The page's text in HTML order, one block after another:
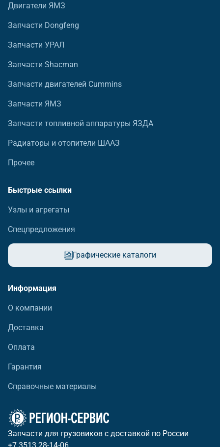
Двигатели ЯМЗ
Запчасти Dongfeng
Запчасти УРАЛ
Запчасти Shacman
Запчасти двигателей Cummins
Запчасти ЯМЗ
Запчасти топливной аппаратуры ЯЗДА
Радиаторы и отопители ШААЗ
Прочее
Быстрые ссылки
Узлы и агрегаты
Спецпредложения
Графические каталоги
Информация
О компании
Доставка
Оплата
Гарантия
Справочные материалы
Запчасти для грузовиков с доставкой по России